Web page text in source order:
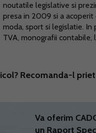
noutatile legislative si
presa in 2009 si a acoperit
moda, sport si legislatie.
TVA, monografii contabile,
Recomanda-l
Va oferim
un Raport